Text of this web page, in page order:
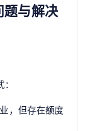
与解决
，但存在额度